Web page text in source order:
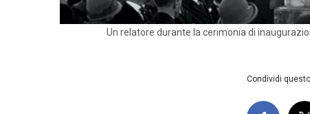
Un relatore durante la cerimonia di
Condividi